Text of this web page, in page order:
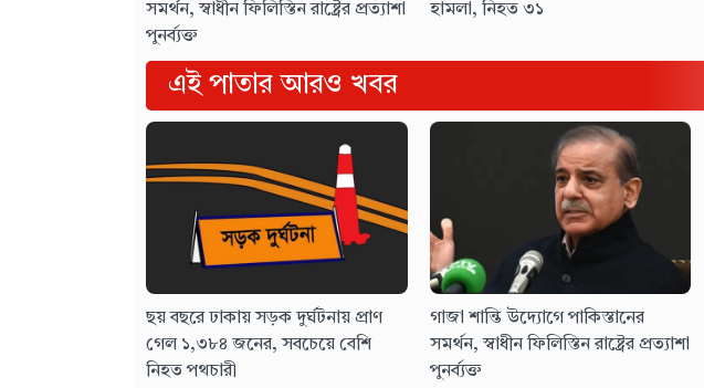
সমর্থন, স্বাধীন ফিলিস্তিন রাষ্ট্রের প্রত্যাশা
পুনর্ব্যক্ত
হামলা, নিহত ৩১
এই পাতার আরও খবর
ছয় বছরে ঢাকায় সড়ক দুর্ঘটনায় প্রাণ
গেল ১,৩৮৪ জনের, সবচেয়ে বেশি
নিহত পথচারী
গাজা শান্তি উদ্যোগে পাকিস্তানের
সমর্থন, স্বাধীন ফিলিস্তিন রাষ্ট্রের প্রত্যাশা
পুনর্ব্যক্ত